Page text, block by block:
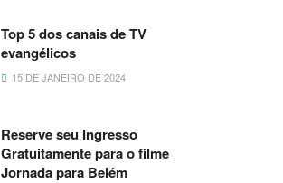
Top 5 dos canais de TV
evangélicos
15 DE JANEIRO DE 2024
Reserve seu Ingresso
Gratuitamente para o filme
Jornada para Belém